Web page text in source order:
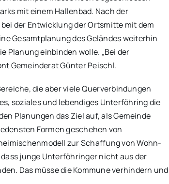
mit einem Hallenbad. Nach der
der Entwicklung der Ortsmitte mit dem
Gesamtplanung des Geländes weiterhin
Planung einbinden wolle. „Bei der
Gemeinderat Günter Peischl.
die aber viele Querverbindungen
soziales und lebendiges Unterföhring die
Planungen das Ziel auf, als Gemeinde
Formen geschehen von
zur Schaffung von Wohn-
junge Unterföhringer nicht aus der
Das müsse die Kommune verhindern und